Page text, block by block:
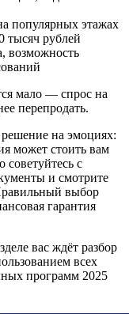
популярных этажах
тысяч рублей
возможность
мало — спрос на
перепродать.
на эмоциях:
может стоить вам
советуйтесь с
и смотрите
выбор
гарантия
вас ждёт разбор
всех
программ 2025